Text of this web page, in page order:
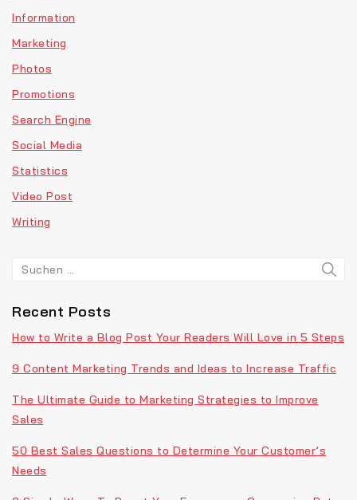
Information
Marketing
Photos
Promotions
Search Engine
Social Media
Statistics
Video Post
Writing
Recent Posts
How to Write a Blog Post Your Readers Will Love in 5 Steps
9 Content Marketing Trends and Ideas to Increase Traffic
The Ultimate Guide to Marketing Strategies to Improve
Sales
50 Best Sales Questions to Determine Your Customer’s
Needs